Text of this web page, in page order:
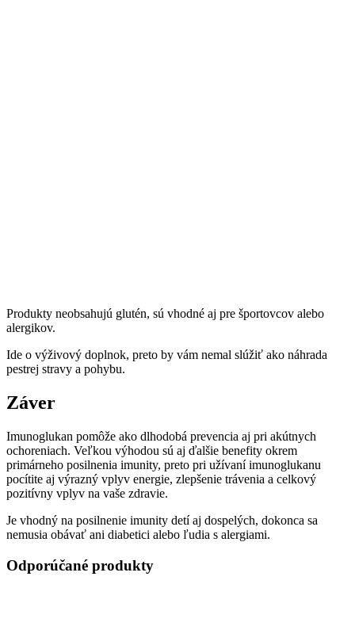
Produkty neobsahujú glutén, sú vhodné aj pre športovcov alebo
alergikov.
Ide o výživový doplnok, preto by vám nemal slúžiť ako náhrada
pestrej stravy a pohybu.
Záver
Imunoglukan pomôže ako dlhodobá prevencia aj pri akútnych
ochoreniach. Veľkou výhodou sú aj ďalšie benefity okrem
primárneho posilnenia imunity, preto pri užívaní imunoglukanu
pocítite aj výrazný vplyv energie, zlepšenie trávenia a celkový
pozitívny vplyv na vaše zdravie.
Je vhodný na posilnenie imunity detí aj dospelých, dokonca sa
nemusia obávať ani diabetici alebo ľudia s alergiami.
Odporúčané produkty